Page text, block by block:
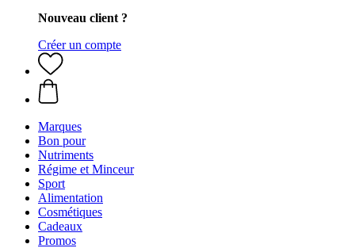
Nouveau client ?
Créer un compte
Marques
Bon pour
Nutriments
Régime et Minceur
Sport
Alimentation
Cosmétiques
Cadeaux
Promos